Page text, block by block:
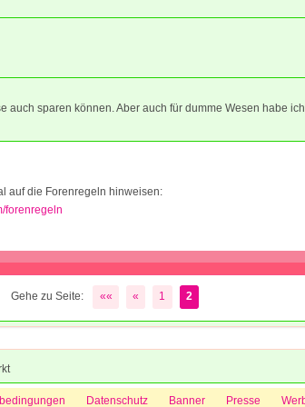
auch sparen können. Aber auch für dumme Wesen habe
auf die Forenregeln hinweisen:
forenregeln
Gehe zu Seite: «« « 1 2
Datenschutz Banner Presse